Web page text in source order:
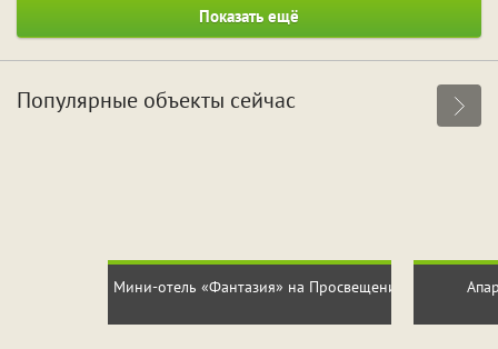
Показать ещё
Популярные объекты сейчас
Мини-отель «Фантазия» на Просвещения